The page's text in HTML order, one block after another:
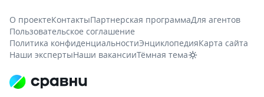
О проектеКонтактыПартнерская программаДля агентов
Пользовательское соглашение
Политика конфиденциальностиЭнциклопедияКарта сайта
Наши экспертыНаши вакансииТёмная тема